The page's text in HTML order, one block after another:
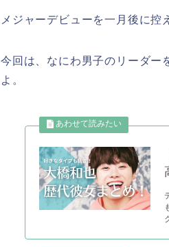
メジャーデビューを一月後に控
今回は、なにわ男子のリーダー
よ。